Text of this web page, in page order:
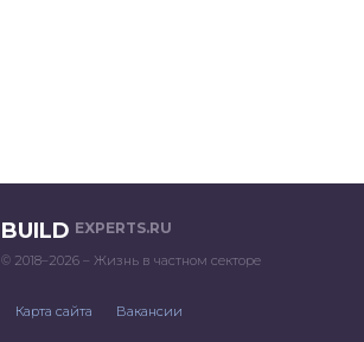
BUILD EXPERTS.RU
© 2018–2026 – Жизнь в частном секторе
Карта сайта Вакансии